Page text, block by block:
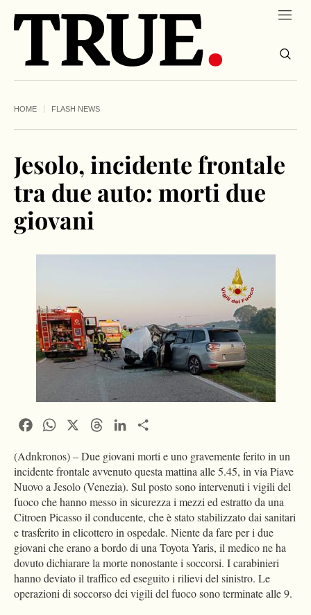
HOME FLASH NEWS
Jesolo, incidente frontale
tra due auto: morti due
giovani
FacebookWhatsApp ThreadsLinkedIn
(Adnkronos) – Due giovani morti e uno gravemente ferito in un
incidente frontale avvenuto questa mattina alle 5.45, in via Piave
Nuovo a Jesolo (Venezia). Sul posto sono intervenuti i vigili del
fuoco che hanno messo in sicurezza i mezzi ed estratto da una
Citroen Picasso il conducente, che è stato stabilizzato dai sanitari
e trasferito in elicottero in ospedale. Niente da fare per i due
giovani che erano a bordo di una Toyota Yaris, il medico ne ha
dovuto dichiarare la morte nonostante i soccorsi. I carabinieri
hanno deviato il traffico ed eseguito i rilievi del sinistro. Le
operazioni di soccorso dei vigili del fuoco sono terminate alle 9.